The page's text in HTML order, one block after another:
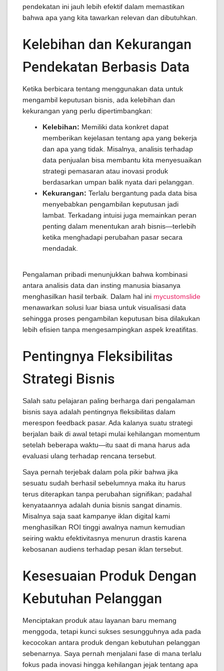
pendekatan ini jauh lebih efektif dalam memastikan
bahwa apa yang kita tawarkan relevan dan dibutuhkan.
Kelebihan dan Kekurangan
Pendekatan Berbasis Data
Ketika berbicara tentang menggunakan data untuk
mengambil keputusan bisnis, ada kelebihan dan
kekurangan yang perlu dipertimbangkan:
Kelebihan: Memiliki data konkret dapat
memberikan kejelasan tentang apa yang bekerja
dan apa yang tidak. Misalnya, analisis terhadap
data penjualan bisa membantu kita menyesuaikan
strategi pemasaran atau inovasi produk
berdasarkan umpan balik nyata dari pelanggan.
Kekurangan: Terlalu bergantung pada data bisa
menyebabkan pengambilan keputusan jadi
lambat. Terkadang intuisi juga memainkan peran
penting dalam menentukan arah bisnis—terlebih
ketika menghadapi perubahan pasar secara
mendadak.
Pengalaman pribadi menunjukkan bahwa kombinasi
antara analisis data dan insting manusia biasanya
menghasilkan hasil terbaik. Dalam hal ini mycustomslide
menawarkan solusi luar biasa untuk visualisasi data
sehingga proses pengambilan keputusan bisa dilakukan
lebih efisien tanpa mengesampingkan aspek kreatifitas.
Pentingnya Fleksibilitas
Strategi Bisnis
Salah satu pelajaran paling berharga dari pengalaman
bisnis saya adalah pentingnya fleksibilitas dalam
merespon feedback pasar. Ada kalanya suatu strategi
berjalan baik di awal tetapi mulai kehilangan momentum
setelah beberapa waktu—itu saat di mana harus ada
evaluasi ulang terhadap rencana tersebut.
Saya pernah terjebak dalam pola pikir bahwa jika
sesuatu sudah berhasil sebelumnya maka itu harus
terus diterapkan tanpa perubahan signifikan; padahal
kenyataannya adalah dunia bisnis sangat dinamis.
Misalnya saja saat kampanye iklan digital kami
menghasilkan ROI tinggi awalnya namun kemudian
seiring waktu efektivitasnya menurun drastis karena
kebosanan audiens terhadap pesan iklan tersebut.
Kesesuaian Produk Dengan
Kebutuhan Pelanggan
Menciptakan produk atau layanan baru memang
menggoda, tetapi kunci sukses sesungguhnya ada pada
kecocokan antara produk dengan kebutuhan pelanggan
sebenarnya. Saya pernah menjalani fase di mana terlalu
fokus pada inovasi hingga kehilangan jejak tentang apa